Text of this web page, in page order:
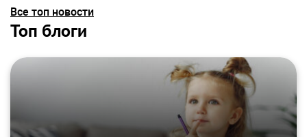
Все топ новости
Топ блоги